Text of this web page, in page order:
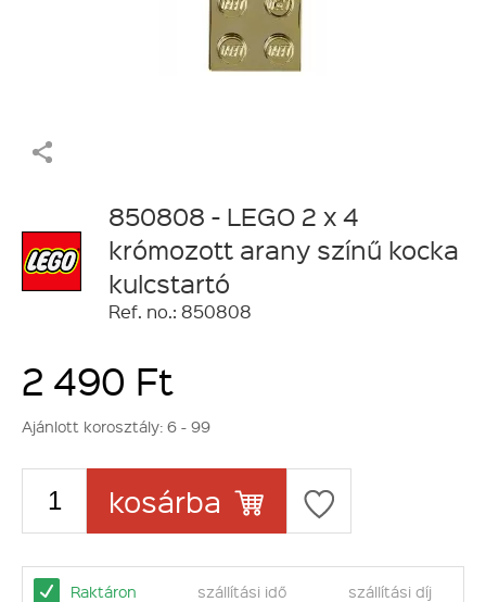
850808 - LEGO 2 x 4
krómozott arany színű kocka
kulcstartó
Ref. no.: 850808
2 490 Ft
Ajánlott korosztály: 6 - 99
kosárba
Raktáron szállítási idő szállítási díj